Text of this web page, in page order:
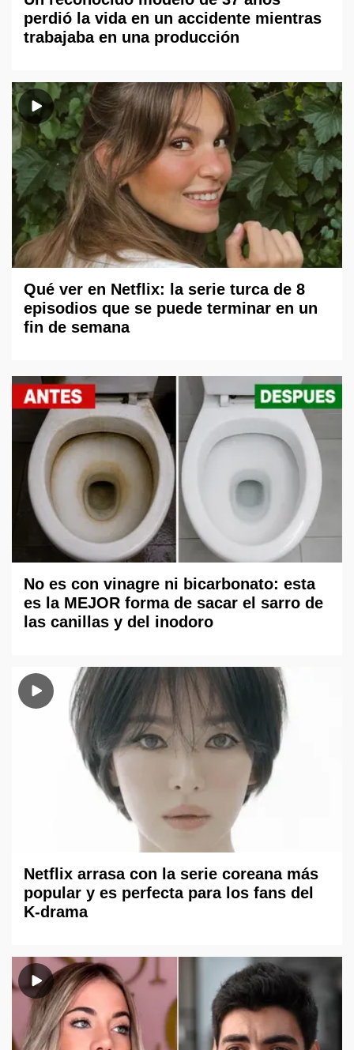
perdió la vida en un accidente mientras
trabajaba en una producción
Qué ver en Netflix: la serie turca de 8
episodios que se puede terminar en un
fin de semana
No es con vinagre ni bicarbonato: esta
es la MEJOR forma de sacar el sarro de
las canillas y del inodoro
Netflix arrasa con la serie coreana más
popular y es perfecta para los fans del
K-drama